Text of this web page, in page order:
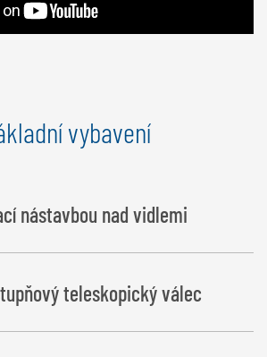
vybavení
nástavbou nad vidlemi
teleskopický válec